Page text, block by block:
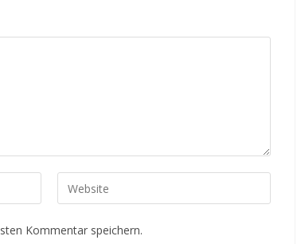
Kommentar speichern.